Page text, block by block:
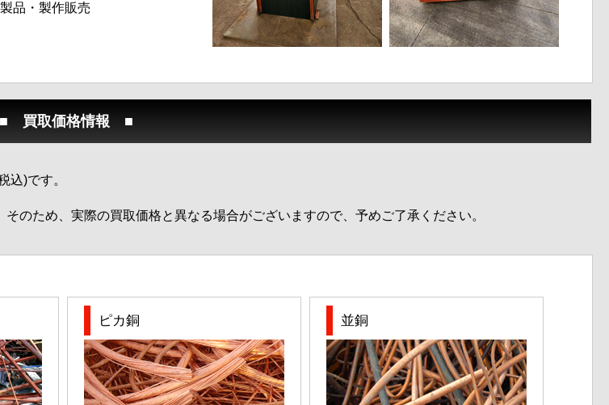
品・製作販売
■ 買取価格情報 ■
込)です。
のため、実際の買取価格と異なる場合がございますので、予めご了承ください。